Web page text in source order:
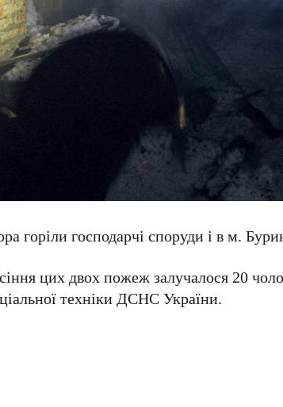
горіли господарчі споруди і в м.
цих двох пожеж залучалося 20
техніки ДСНС України.